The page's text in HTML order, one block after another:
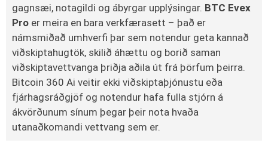
gagnsæi, notagildi og ábyrgar upplýsingar. BTC Evex
Pro er meira en bara verkfærasett – það er
námsmiðað umhverfi þar sem notendur geta kannað
viðskiptahugtök, skilið áhættu og borið saman
viðskiptavettvanga þriðja aðila út frá þörfum þeirra.
Bitcoin 360 Ai veitir ekki viðskiptaþjónustu eða
fjárhagsráðgjöf og notendur hafa fulla stjórn á
ákvörðunum sínum þegar þeir nota hvaða
utanaðkomandi vettvang sem er.